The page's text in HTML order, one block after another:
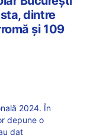
dintre
și 109
2024. În
depune o
dat